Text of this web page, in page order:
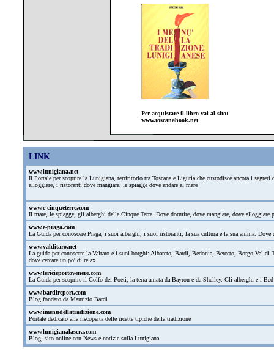
Per acquistare il libro vai al sito:
www.toscanabook.net
LINK
www.lunigiana.net
Il Portale per scoprire la Lunigiana, terriritorio tra Toscana e Liguria che custodisce ancora i
alloggiare, i ristoranti dove mangiare, le spiagge dove andare al mare
www.e-cinqueterre.com
Il mare, le spiagge, gli alberghi delle Cinque Terre. Dove dormire, dove mangiare, dove alloggiare
www.e-praga.com
La Guida per conoscere Praga, i suoi alberghi, i suoi ristoranti, la sua cultura e la sua anima.
www.valditaro.net
La guida per conoscere la Valtaro e i suoi borghi: Albareto, Bardi, Bedonia, Berceto, Borgo Val
dove cercare un po' di relax
www.lericieportovenere.com
La Guida per scoprire il Golfo dei Poeti, la terra amata da Bayron e da Shelley. Gli alberghi e i
www.bardireport.com
Blog fondato da Maurizio Bardi
www.imenudellatradizione.com
Portale dedicato alla riscoperta delle ricette tipiche della tradizione
www.lunigianalasera.com
Blog, sito online con News e notizie sulla Lunigiana.